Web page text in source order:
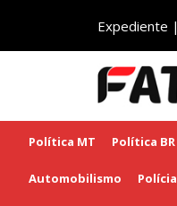
Expediente |
Política MT Política BR
Automobilismo Polícia